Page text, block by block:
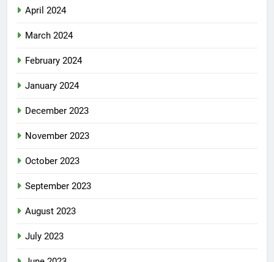
April 2024
March 2024
February 2024
January 2024
December 2023
November 2023
October 2023
September 2023
August 2023
July 2023